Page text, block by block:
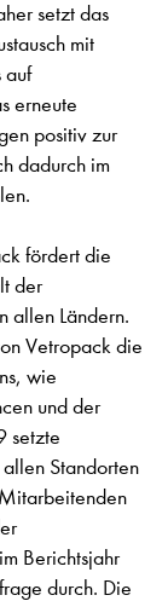
setzt das
mit
auf
erneute
positiv zur
dadurch im
fördert die
der
allen Ländern.
Vetropack die
wie
und der
setzte
Standorten
Berichtsjahr
durch. Die